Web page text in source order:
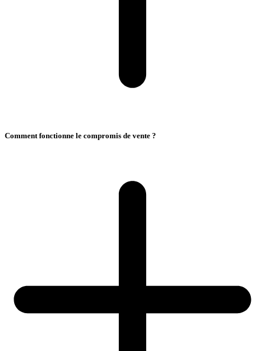
Comment fonctionne le compromis de vente ?